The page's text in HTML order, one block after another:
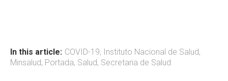
ok p
p
tir
In this article: COVID-19, Instituto Nacional de Salud,
Minsalud, Portada, Salud, Secretaria de Salud